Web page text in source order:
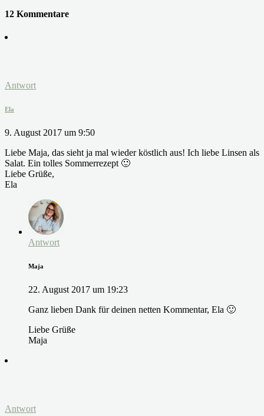
12 Kommentare
Antwort
Ela
9. August 2017 um 9:50
Liebe Maja, das sieht ja mal wieder köstlich aus! Ich liebe Linsen als
Salat. Ein tolles Sommerrezept 🙂
Liebe Grüße,
Ela
Antwort
Maja
22. August 2017 um 19:23
Ganz lieben Dank für deinen netten Kommentar, Ela 🙂
Liebe Grüße
Maja
Antwort